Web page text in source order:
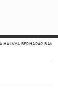
BERHARAP